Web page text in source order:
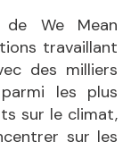
de We Mean
travaillant
des milliers
parmi les plus
sur le climat,
sur les